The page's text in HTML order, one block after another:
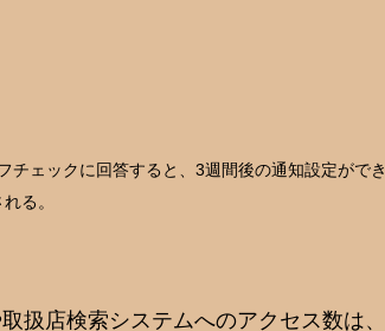
チェックに回答すると、3週間後の通知設定ができ
る。
扱店検索システムへのアクセス数は、